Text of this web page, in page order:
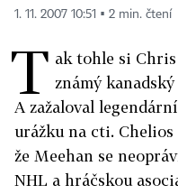
1. 11. 2007 10:51 ▪ 2 min. čtení
T ak tohle si Chris
známý
A zažaloval
urážku na cti.
že Meehan se
NHL a hráčskou